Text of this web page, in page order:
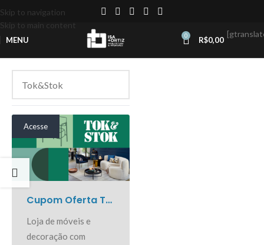
Skip to navigation
Skip to main content
MENU 0 R$0,00
Acesse
Cupom Oferta Tok&Stok
Loja de móveis e
decoração com